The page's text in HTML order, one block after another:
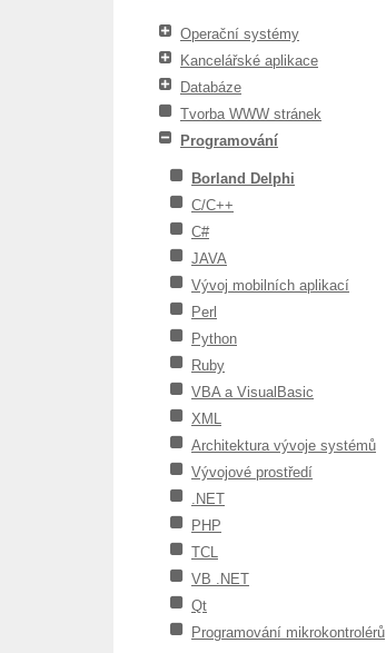
Operační systémy
Kancelářské aplikace
Databáze
Tvorba WWW stránek
Programování
Borland Delphi
C/C++
C#
JAVA
Vývoj mobilních aplikací
Perl
Python
Ruby
VBA a VisualBasic
XML
Architektura vývoje systémů
Vývojové prostředí
.NET
PHP
TCL
VB .NET
Qt
Programování mikrokontrolérů